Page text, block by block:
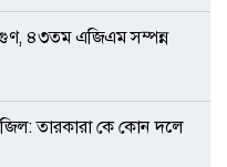
৪৩তম এজিএম সম্পন্ন
তারকারা কে কোন দলে